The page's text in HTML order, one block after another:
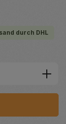
durch DHL